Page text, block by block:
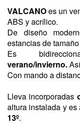
VALCANOes un
ABS y acrílico.
De diseño
estancias de
Es
verano/invierno.Así
Con mando a
Lleva incorporadas
altura instalada y es
13º.